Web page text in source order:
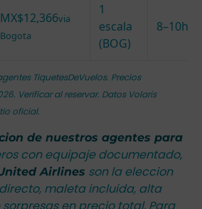
MX$12,366via
Bogota
1
escala
(BOG)
8–10h
TiquetesDeVuelos. Precios
Verificar al reservar. Datos Volaris
oficial.
de nuestros agentes para
con equipaje documentado,
Airlines son la eleccion
maleta incluida, alta
en precio total. Para